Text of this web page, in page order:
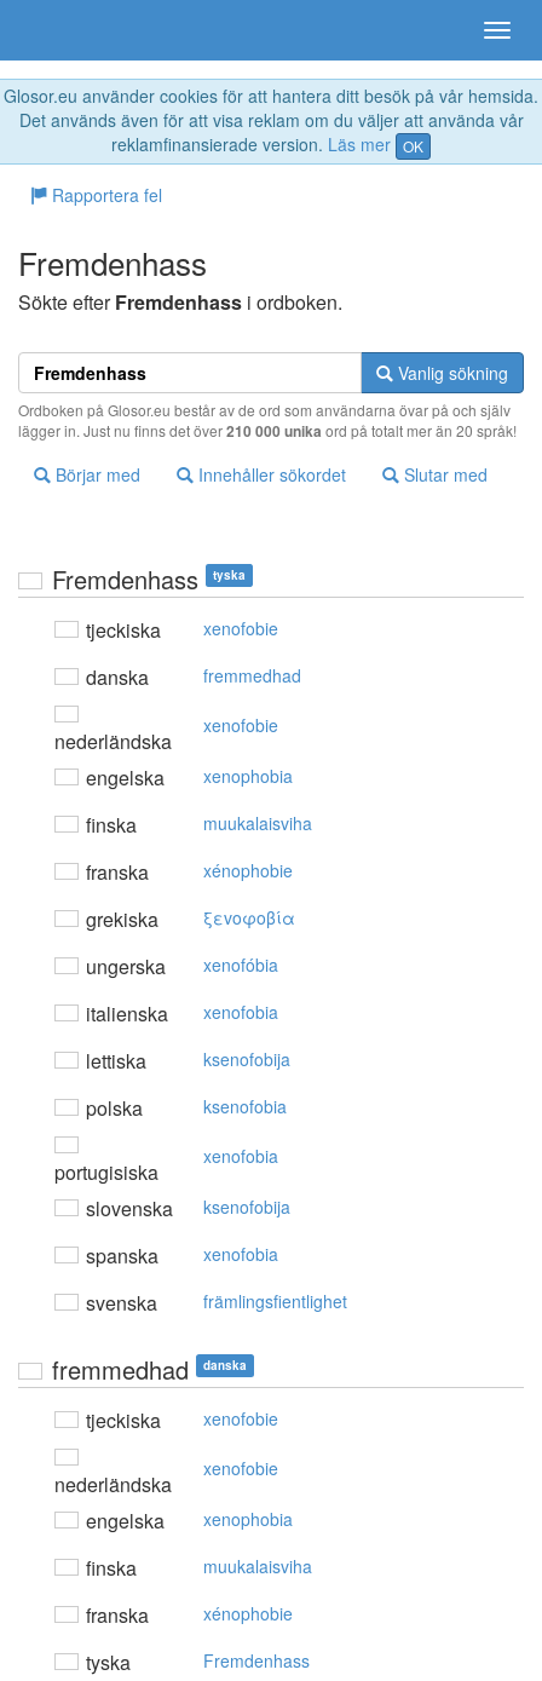
Glosor.eu använder cookies för att hantera ditt besök på vår hemsida.
Det används även för att visa reklam om du väljer att använda vår
reklamfinansierade version. Läs mer OK
Rapportera fel
Fremdenhass
Sökte efterFremdenhass i ordboken.
Vanlig sökning
Ordboken på Glosor.eu består av de ord som användarna övar på och själv
lägger in. Just nu finns det över210 000 unika ord på totalt mer än 20 språk!
Börjar med Innehåller sökordet Slutar med
Fremdenhass tyska
tjeckiska xenofobie
danska fremmedhad
nederländska
xenofobie
engelska xenophobia
finska muukalaisviha
franska xénophobie
grekiska ξεvoφoβία
ungerska xenofóbia
italienska xenofobia
lettiska ksenofobija
polska ksenofobia
portugisiska
xenofobia
slovenska ksenofobija
spanska xenofobia
svenska främlingsfientlighet
fremmedhad danska
tjeckiska xenofobie
nederländska
xenofobie
engelska xenophobia
finska muukalaisviha
franska xénophobie
tyska Fremdenhass